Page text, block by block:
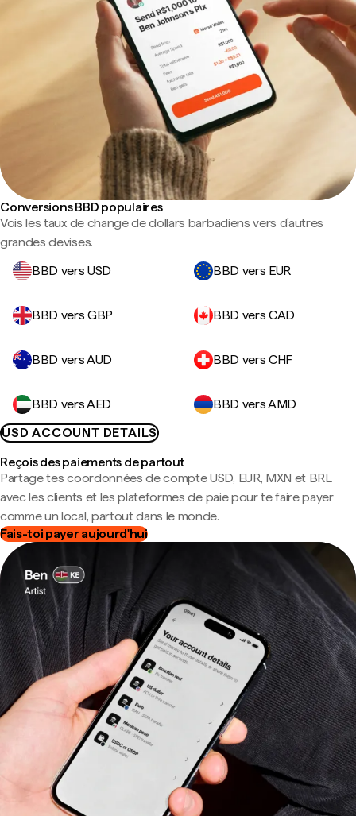
Conversions BBD populaires
Vois les taux de change de dollars barbadiens vers d'autres
grandes devises.
BBD vers USD
BBD vers EUR
BBD vers GBP BBD vers CAD
BBD vers AUD BBD vers CHF
BBD vers AED
BBD vers AMD
USD ACCOUNT DETAILS
Reçois des paiements de partout
Partage tes coordonnées de compte USD, EUR, MXN et BRL
avec les clients et les plateformes de paie pour te faire payer
comme un local, partout dans le monde.
Fais-toi payer aujourd'hui